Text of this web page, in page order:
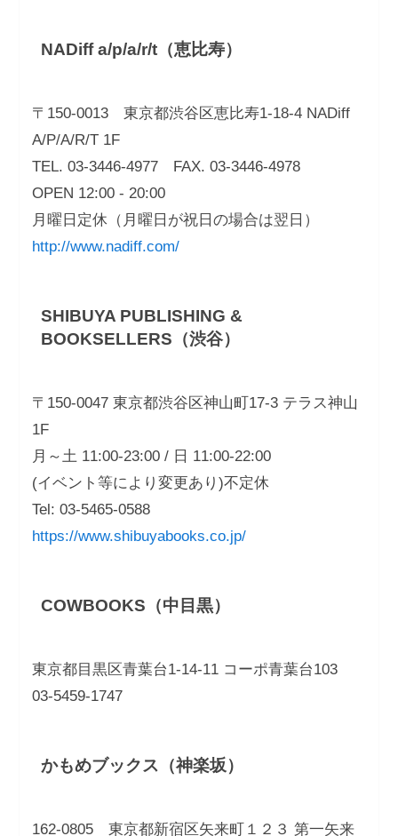
NADiff a/p/a/r/t（恵比寿）
〒150-0013 東京都渋谷区恵比寿1-18-4 NADiff
A/P/A/R/T 1F
TEL. 03-3446-4977 FAX. 03-3446-4978
OPEN 12:00 - 20:00
月曜日定休（月曜日が祝日の場合は翌日）
http://www.nadiff.com/
SHIBUYA PUBLISHING &
BOOKSELLERS（渋谷）
〒150-0047 東京都渋谷区神山町17-3 テラス神山
1F
月～土 11:00‐23:00 / 日 11:00‐22:00
(イベント等により変更あり)不定休
Tel: 03-5465-0588
https://www.shibuyabooks.co.jp/
COWBOOKS（中目黒）
東京都目黒区青葉台1-14-11 コーポ青葉台103
03-5459-1747
かもめブックス（神楽坂）
162-0805 東京都新宿区矢来町１２３ 第一矢来